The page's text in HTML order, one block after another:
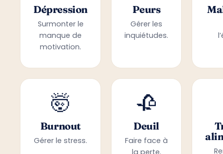
Dépression
Surmonter le
manque de
motivation.
Peurs
Gérer les
inquiétudes.
🤯
Burnout
Gérer le stress.
🥀
Deuil
Faire face à
la perte.